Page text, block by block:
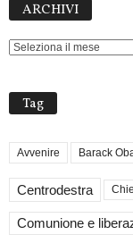
ARCHIVI
Tag
Avvenire Barack
Centrodestra
Comunione e